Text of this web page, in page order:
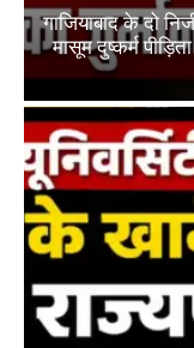
गाजियाबाद के दो
मासूम दुष्कर्म